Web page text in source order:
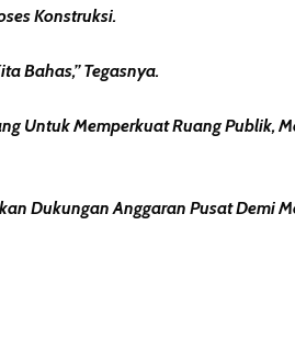
Konstruksi.
Bahas,” Tegasnya.
Untuk Memperkuat Ruang Publik,
Dukungan Anggaran Pusat Demi